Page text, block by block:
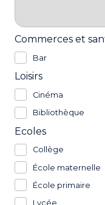
Commerces et
Bar
Loisirs
Cinéma
Bibliothèque
Ecoles
Collège
École maternelle
École primaire
Lycée